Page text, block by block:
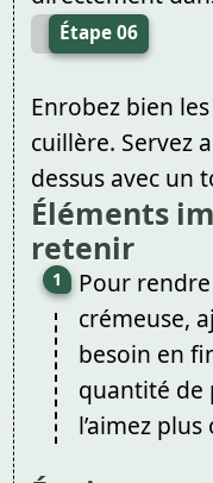
Étape 06
Enrobez bien
cuillère. Servez
dessus avec un
Éléments
retenir
Pour
crémeuse,
besoin en
quantité de
l’aimez